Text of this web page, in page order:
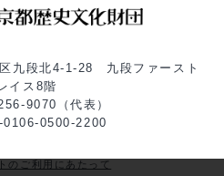
九段北4-1-28 九段ファースト
イス8階
9070（代表）
0106-0500-2200
のご利用にあたって